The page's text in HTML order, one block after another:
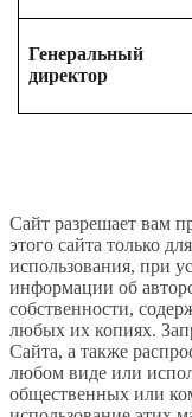
Генеральный
директор
Сайт разрешает вам
этого сайта только
использования, при
информации об
собственности,
любых их копиях.
Сайта, а также
любом виде или
общественных или